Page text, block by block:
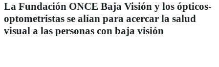
La Fundación ONCE Baja Visión y los ópticos-
optometristas se alían para acercar la salud
visual a las personas con baja visión